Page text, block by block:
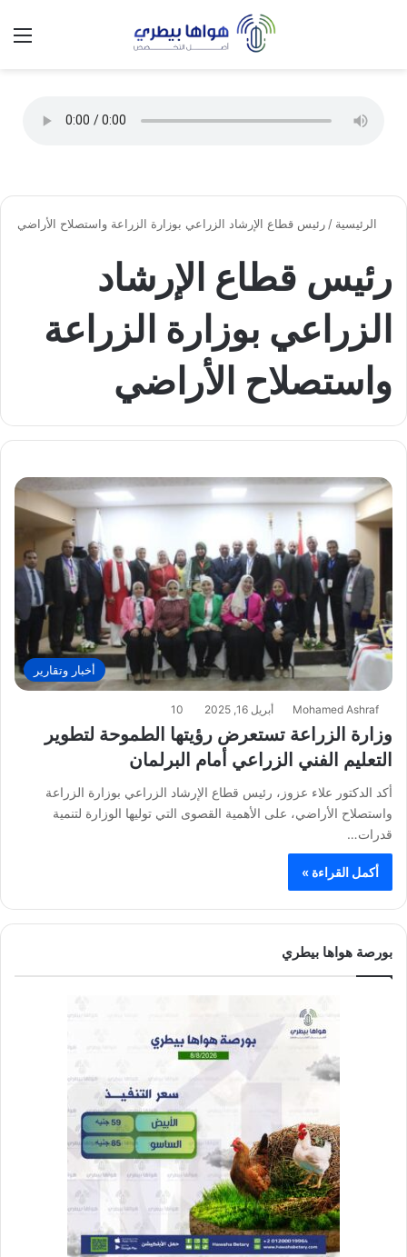
الوضع
الرئيسية / رئيس قطاع الإرشاد الزراعي بوزارة الزراعة واستصلاح الأراضي
رئيس قطاع الإرشاد
الزراعي بوزارة الزراعة
واستصلاح الأراضي
أخبار وتقارير
Mohamed Ashraf أبريل 16, 2025 10
وزارة الزراعة تستعرض رؤيتها الطموحة لتطوير
التعليم الفني الزراعي أمام البرلمان
أكد الدكتور علاء عزوز، رئيس قطاع الإرشاد الزراعي بوزارة الزراعة
واستصلاح الأراضي، على الأهمية القصوى التي توليها الوزارة لتنمية
قدرات…
أكمل القراءة »
بورصة هواها بيطري